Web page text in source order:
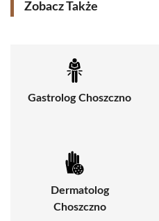
Zobacz Także
Gastrolog Choszczno
Dermatolog
Choszczno